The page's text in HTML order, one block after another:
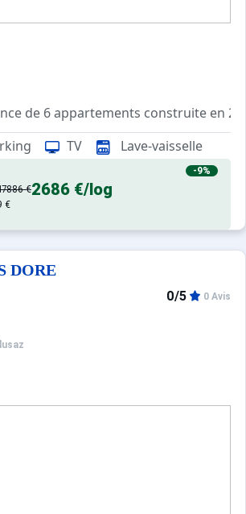
de 6 appartements construite en
des Confins - Quartier du Var - 213
Confortable et agréable, ce
TV Lave-vaisselle
-9%
€2686 €/log
€
DORE
0/5 0 Avis